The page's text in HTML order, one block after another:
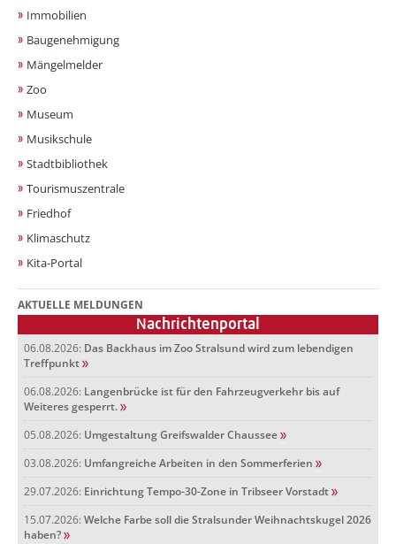
Immobilien
Baugenehmigung
Mängelmelder
Zoo
Museum
Musikschule
Stadtbibliothek
Tourismuszentrale
Friedhof
Klimaschutz
Kita-Portal
AKTUELLE MELDUNGEN
Nachrichtenportal
06.08.2026: Das Backhaus im Zoo Stralsund wird zum lebendigen
Treffpunkt
06.08.2026: Langenbrücke ist für den Fahrzeugverkehr bis auf
Weiteres gesperrt.
05.08.2026: Umgestaltung Greifswalder Chaussee
03.08.2026: Umfangreiche Arbeiten in den Sommerferien
29.07.2026: Einrichtung Tempo-30-Zone in Tribseer Vorstadt
15.07.2026: Welche Farbe soll die Stralsunder Weihnachtskugel 2026
haben?